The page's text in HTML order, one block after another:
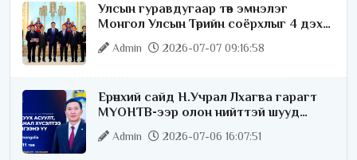
Улсын гуравдугаар төв эмнэлэг
Монгол Улсын Төрийн соёрхлыг 4 дэх
удаагаа хүртлээ
Admin 2026-07-07 09:16:58
Ерөнхий сайд Н.Учрал Лхагва гарагт
МҮОНТВ-ээр олон нийттэй шууд
ярилцана
Admin 2026-07-06 16:07:51